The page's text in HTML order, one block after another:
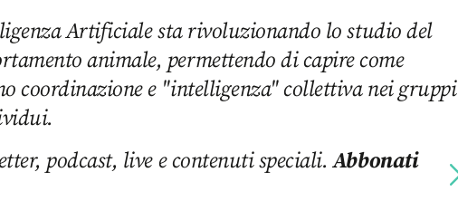
Artificiale sta rivoluzionando lo studio del
animale, permettendo di capire come
coordinazione e "intelligenza" collettiva nei gruppi
podcast, live e contenuti speciali.Abbonati